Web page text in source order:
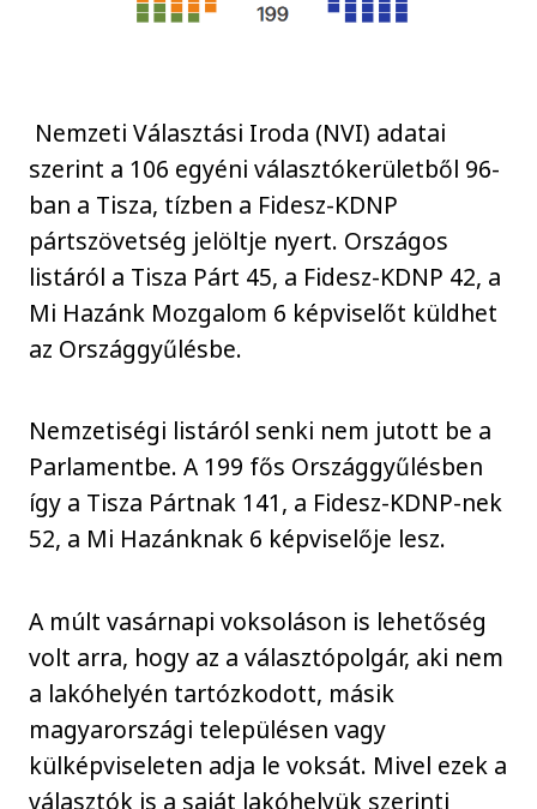
Nemzeti Választási Iroda (NVI) adatai
szerint a 106 egyéni választókerületből 96-
ban a Tisza, tízben a Fidesz-KDNP
pártszövetség jelöltje nyert. Országos
listáról a Tisza Párt 45, a Fidesz-KDNP 42, a
Mi Hazánk Mozgalom 6 képviselőt küldhet
az Országgyűlésbe.
Nemzetiségi listáról senki nem jutott be a
Parlamentbe. A 199 fős Országgyűlésben
így a Tisza Pártnak 141, a Fidesz-KDNP-nek
52, a Mi Hazánknak 6 képviselője lesz.
A múlt vasárnapi voksoláson is lehetőség
volt arra, hogy az a választópolgár, aki nem
a lakóhelyén tartózkodott, másik
magyarországi településen vagy
külképviseleten adja le voksát. Mivel ezek a
választók is a saját lakóhelyük szerinti